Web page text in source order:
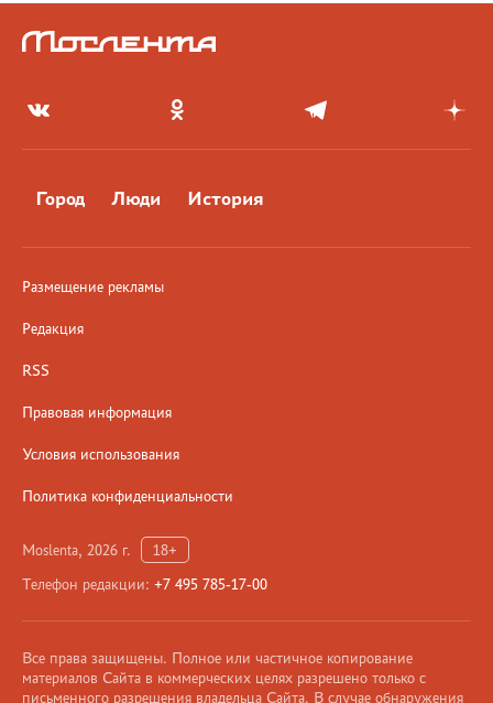
Город Люди История
Размещение рекламы
Редакция
RSS
Правовая информация
Условия использования
Политика конфиденциальности
Moslenta, 2026 г.
18+
Телефон редакции: +7 495 785-17-00
Все права защищены. Полное или частичное копирование
материалов Сайта в коммерческих целях разрешено только с
письменного разрешения владельца Сайта. В случае обнаружения